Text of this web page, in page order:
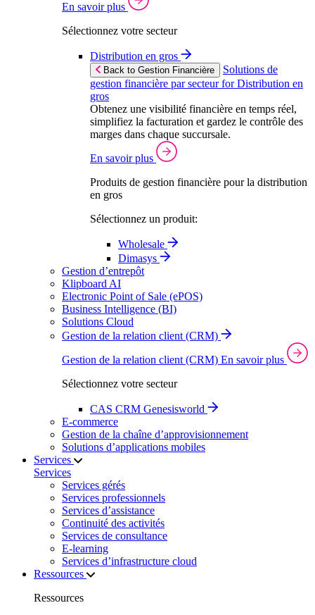
En savoir plus
Sélectionnez votre secteur
Distribution en gros
Back to Gestion Financière
Solutions de
gestion financière par secteur for Distribution en
gros
Obtenez une visibilité financière en temps réel,
simplifiez la facturation et gardez le contrôle des
marges dans chaque succursale.
En savoir plus
Produits de gestion financière pour la distribution
en gros
Sélectionnez un produit:
Wholesale
Dimasys
Gestion d’entrepôt
Klipboard AI
Electronic Point of Sale (ePOS)
Business Intelligence (BI)
Solutions Cloud
Gestion de la relation client (CRM)
Gestion de la relation client (CRM) En savoir plus
Sélectionnez votre secteur
CAS CRM Genesisworld
E‑commerce
Gestion de la chaîne d’approvisionnement
Solutions d’applications mobiles
Services
Services
Services gérés
Services professionnels
Services d’assistance
Continuité des activités
Services de consultance
E‑learning
Services d’infrastructure cloud
Ressources
Ressources